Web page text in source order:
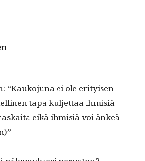
“Kauko­ju­na ei ole eri­tyisen
tapa kul­jet­taa ihmisiä
eikä ihmisiä voi änkeä